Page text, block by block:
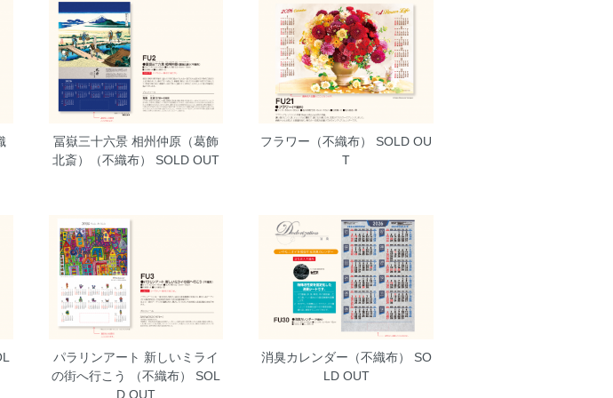
冨嶽三十六景 相州仲原（葛飾
北斎）（不織布）
SOLD OUT
フラワー（不織布）
SOLD OU
T
パラリンアート 新しいミライ
の街へ行こう （不織布）
SOL
D OUT
消臭カレンダー（不織布）
SO
LD OUT